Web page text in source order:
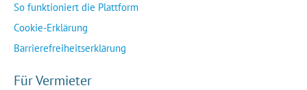
So funktioniert die Plattform
Cookie-Erklärung
Barrierefreiheitserklärung
Für Vermieter